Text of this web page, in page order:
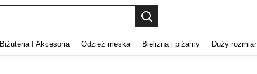
Biżuteria I Akcesoria Odzież męska Bielizna i piżamy Duży rozmiar